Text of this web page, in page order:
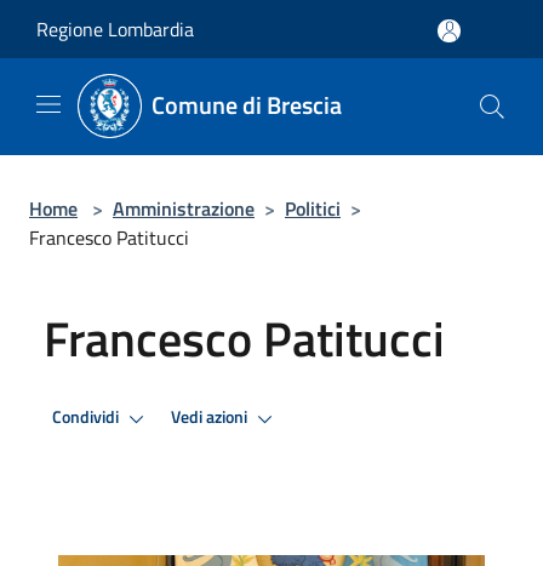
Regione Lombardia
Comune di Brescia
Home > Amministrazione > Politici >
Francesco Patitucci
Francesco Patitucci
Condividi Vedi azioni